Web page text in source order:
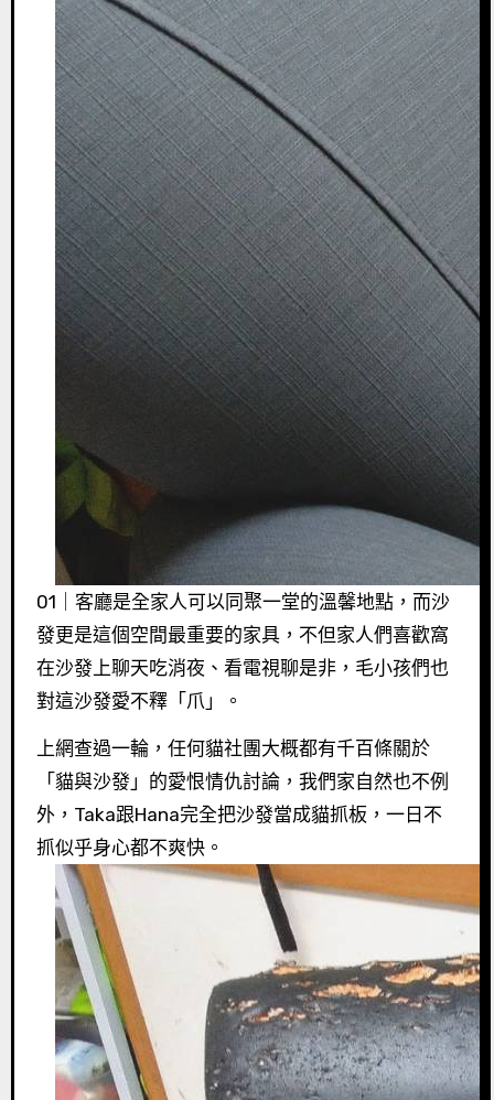
01｜客廳是全家人可以同聚一堂的溫馨地點，而沙
發更是這個空間最重要的家具，不但家人們喜歡窩
在沙發上聊天吃消夜、看電視聊是非，毛小孩們也
對這沙發愛不釋「爪」。
上網查過一輪，任何貓社團大概都有千百條關於
「貓與沙發」的愛恨情仇討論，我們家自然也不例
外，Taka跟Hana完全把沙發當成貓抓板，一日不
抓似乎身心都不爽快。